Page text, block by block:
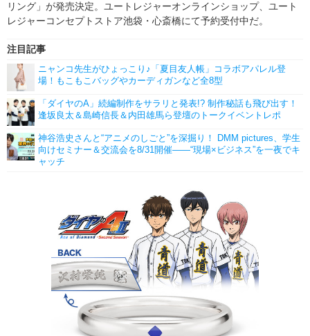
リング」が発売決定。ユートレジャーオンラインショップ、ユート
レジャーコンセプトストア池袋・心斎橋にて予約受付中だ。
注目記事
ニャンコ先生がひょっこり♪「夏目友人帳」コラボアパレル登
場！もこもこバッグやカーディガンなど全8型
「ダイヤのA」続編制作をサラリと発表!? 制作秘話も飛び出す！
逢坂良太＆島崎信長＆内田雄馬ら登壇のトークイベントレポ
神谷浩史さんと“アニメのしごと”を深掘り！ DMM pictures、学生
向けセミナー＆交流会を8/31開催――“現場×ビジネス”を一夜でキ
ャッチ